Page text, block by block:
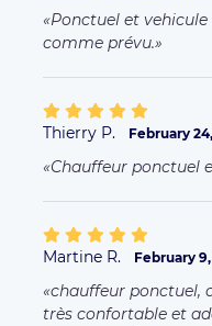
Ponctuel et
comme prévu.
Thierry P. February
Chauffeur ponctuel
Martine R. February 9,
chauffeur ponctuel,
très confortable et